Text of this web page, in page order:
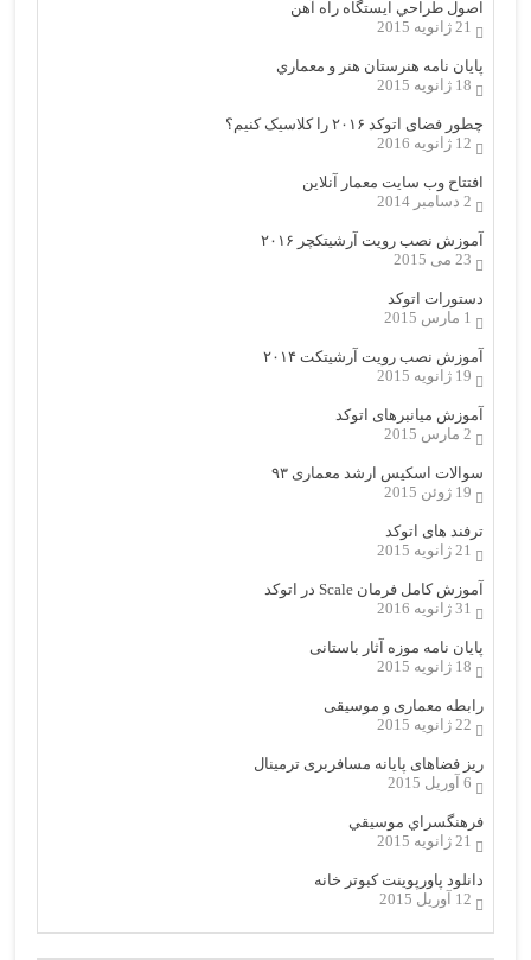
اصول طراحي ایستگاه راه آهن
21 ژانویه 2015
پایان نامه هنرستان هنر و معماري
18 ژانویه 2015
چطور فضای اتوکد ۲۰۱۶ را کلاسیک کنیم؟
12 ژانویه 2016
افتتاح وب سایت معمار آنلاین
2 دسامبر 2014
آموزش نصب رویت آرشیتکچر ۲۰۱۶
23 می 2015
دستورات اتوکد
1 مارس 2015
آموزش نصب رویت آرشیتکت ۲۰۱۴
19 ژانویه 2015
آموزش میانبرهای اتوکد
2 مارس 2015
سوالات اسکیس ارشد معماری ۹۳
19 ژوئن 2015
ترفند های اتوکد
21 ژانویه 2015
آموزش کامل فرمان Scale در اتوکد
31 ژانویه 2016
پایان نامه موزه آثار باستانی
18 ژانویه 2015
رابطه معماری و موسیقی
22 ژانویه 2015
ریز فضاهای پایانه مسافربری ترمینال
6 آوریل 2015
فرهنگسراي موسيقي
21 ژانویه 2015
دانلود پاورپوینت کبوتر خانه
12 آوریل 2015